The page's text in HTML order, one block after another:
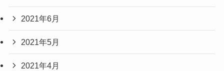
2021年6月
2021年5月
2021年4月